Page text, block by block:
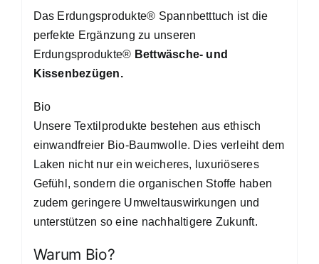
Das Erdungsprodukte® Spannbetttuch ist die
perfekte Ergänzung zu unseren
Erdungsprodukte® Bettwäsche- und
Kissenbezügen.
Bio
Unsere Textilprodukte bestehen aus ethisch
einwandfreier Bio-Baumwolle. Dies verleiht dem
Laken nicht nur ein weicheres, luxuriöseres
Gefühl, sondern die organischen Stoffe haben
zudem geringere Umweltauswirkungen und
unterstützen so eine nachhaltigere Zukunft.
Warum Bio?